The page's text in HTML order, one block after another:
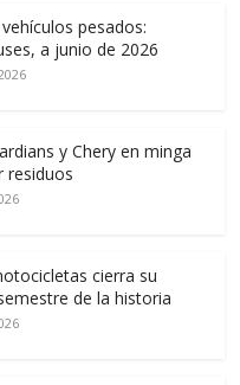
pesados:
a junio de 2026
y Chery en minga
residuos
cierra su
de la historia